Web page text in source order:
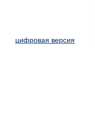
цифровая версия